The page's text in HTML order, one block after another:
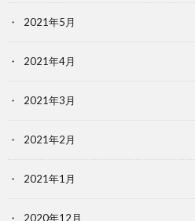
2021年5月
2021年4月
2021年3月
2021年2月
2021年1月
2020年12月